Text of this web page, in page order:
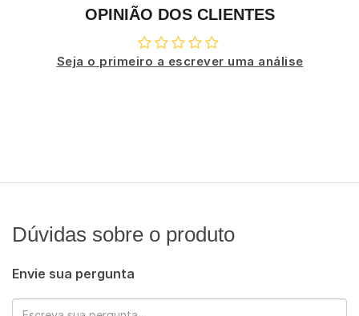
OPINIÃO DOS CLIENTES
Seja o primeiro a escrever uma análise
Dúvidas sobre o produto
Envie sua pergunta